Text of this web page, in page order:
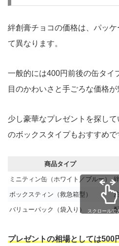
絆創膏チョコの価格は、パッ
て異なります。
一般的には400円前後の缶タイ
目のかわいさと手ごろな価格が
少し豪華なプレゼントを探し
のボックスタイプもおすすめで
商品タイプ
ミニティン缶（ホワイト／ブルー）
ボックスティン（救急箱型）
バリューパック（袋入り） スクロールで
プレゼントの相場としては500